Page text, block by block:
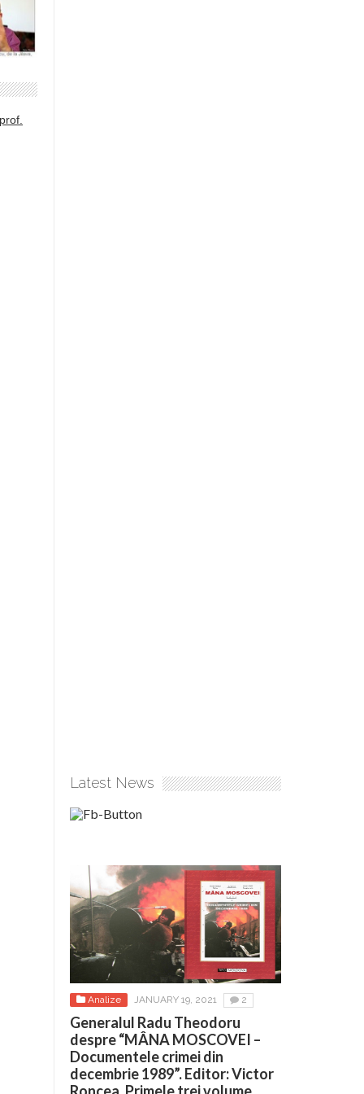
Latest News
Analize JANUARY 19, 2021 2
Generalul Radu Theodoru
despre “MÂNA MOSCOVEI –
Documentele crimei din
decembrie 1989”. Editor: Victor